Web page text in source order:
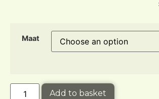
Maat
Add to basket